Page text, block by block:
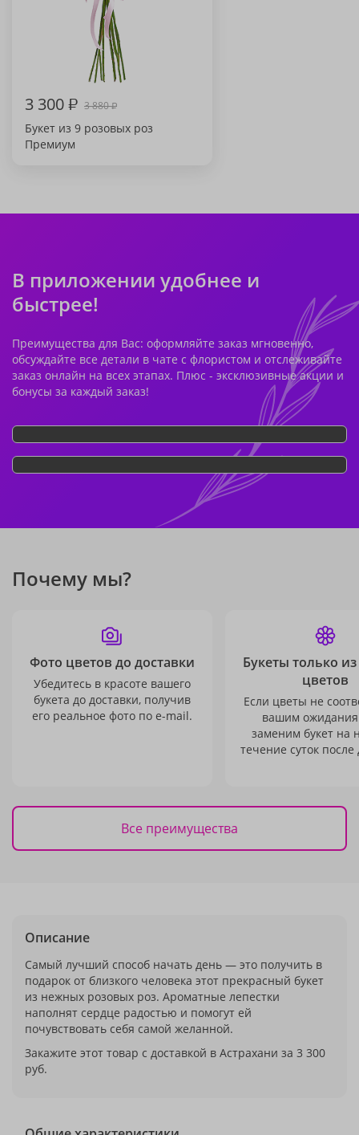
3 300₽ 3 880₽
Букет из 9 розовых роз
Премиум
В приложении удобнее и
быстрее!
Преимущества для Вас: оформляйте заказ мгновенно,
обсуждайте все детали в чате с флористом и отслеживайте
заказ онлайн на всех этапах. Плюс - эксклюзивные акции и
бонусы за каждый заказ!
Почему мы?
Фото цветов до доставки
Убедитесь в красоте вашего
букета до доставки, получив
его реальное фото по e-mail.
Букеты только
цветов
Если цветы не
вашим
заменим букет на
течение суток после
Все преимущества
Описание
Самый лучший способ начать день — это получить в
подарок от близкого человека этот прекрасный букет
из нежных розовых роз. Ароматные лепестки
наполнят сердце радостью и помогут ей
почувствовать себя самой желанной.
Закажите этот товар с доставкой в Астрахани за 3 300
руб.